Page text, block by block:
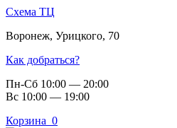
Схема ТЦ
Воронеж, Урицкого, 70
Как добраться?
Пн-Сб 10:00 — 20:00
Вс 10:00 — 19:00
Корзина 0